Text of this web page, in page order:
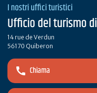
I nostri uffici turistici
Ufficio del turismo
14 rue de Verdun
56170 Quiberon
Chiama